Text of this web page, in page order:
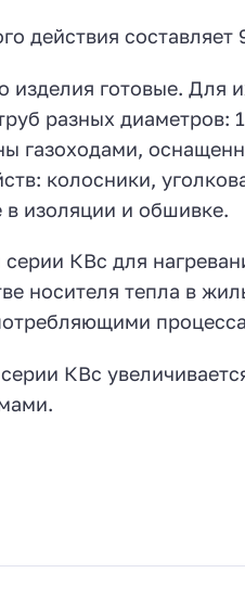
действия составляет
изделия готовые. Для
разных
газоходами,
колосники,
изоляции и обшивке.
КВс для
носителя тепла в
КВс